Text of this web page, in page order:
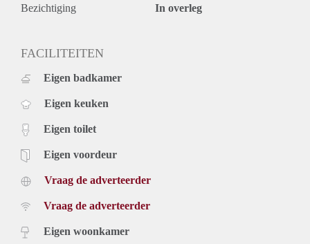
Roken en huisdieren zijn niet toegestaan;
Afgesloten fietsenstalling/berging (ca. 5 m²) op de begane
Wanneer u geïnteresseerd bent in deze prachtige woning,
bezichtiging aanvragen.
Bezichtiging In overleg
FACILITEITEN
Eigen badkamer
Eigen keuken
Eigen toilet
Eigen voordeur
Vraag de adverteerder
Vraag de adverteerder
Eigen woonkamer